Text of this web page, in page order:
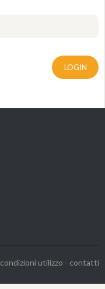
LOGIN
condizioni utilizzo - contatti